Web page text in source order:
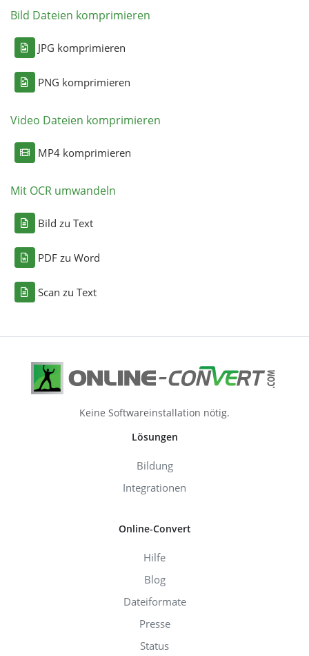
Bild Dateien komprimieren
JPG komprimieren
PNG komprimieren
Video Dateien komprimieren
MP4 komprimieren
Mit OCR umwandeln
Bild zu Text
PDF zu Word
Scan zu Text
Keine Softwareinstallation nötig.
Lösungen
Bildung
Integrationen
Online-Convert
Hilfe
Blog
Dateiformate
Presse
Status